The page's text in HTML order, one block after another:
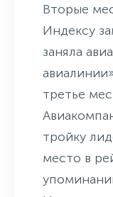
Вторые
Индексу
заняла
третье
тройку
место в